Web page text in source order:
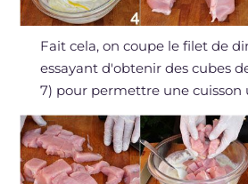
Fait cela, on coupe le filet de
essayant d'obtenir des cubes
7) pour permettre une cuisson